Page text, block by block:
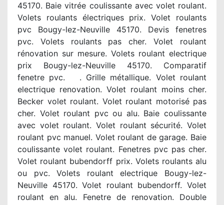
45170. Baie vitrée coulissante avec volet roulant.
Volets roulants électriques prix. Volet roulants
pvc Bougy-lez-Neuville 45170. Devis fenetres
pvc. Volets roulants pas cher. Volet roulant
rénovation sur mesure. Volets roulant electrique
prix Bougy-lez-Neuville 45170. Comparatif
fenetre pvc. . Grille métallique. Volet roulant
electrique renovation. Volet roulant moins cher.
Becker volet roulant. Volet roulant motorisé pas
cher. Volet roulant pvc ou alu. Baie coulissante
avec volet roulant. Volet roulant sécurité. Volet
roulant pvc manuel. Volet roulant de garage. Baie
coulissante volet roulant. Fenetres pvc pas cher.
Volet roulant bubendorff prix. Volets roulants alu
ou pvc. Volets roulant electrique Bougy-lez-
Neuville 45170. Volet roulant bubendorff. Volet
roulant en alu. Fenetre de renovation. Double